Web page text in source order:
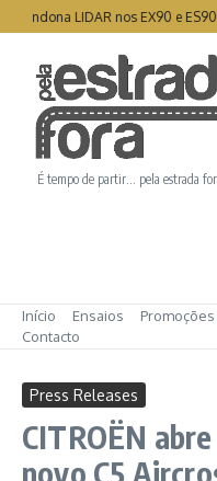
Ir para o conteúdo
LIDAR nos EX90 e ES90
É tempo de partir… pela estrada
Início Ensaios Promoções
Contacto
Press Releases
CITROËN
novo C5